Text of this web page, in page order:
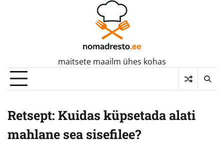
maitsete maailm ühes kohas
Retsept: Kuidas küpsetada alati
mahlane sea sisefilee?